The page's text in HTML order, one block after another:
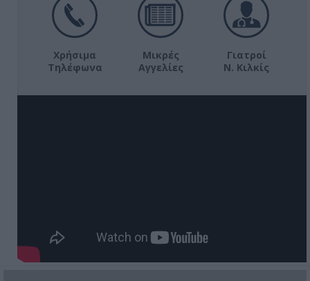
Χρήσιμα
Τηλέφωνα
Μικρές
Αγγελίες
Γιατροί
Ν. Κιλκίς